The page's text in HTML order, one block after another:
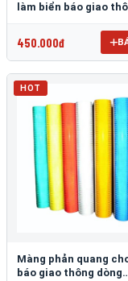
làm biển báo giao
450.000đ
HOT
Màng phản quang
báo giao thông dòng